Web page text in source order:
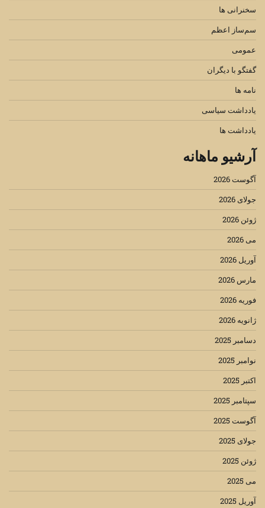
سخنرانی ها
سم‌ساز اعظم
عمومی
گفتگو با دیگران
نامه ها
یادداشت سیاسی
یادداشت ها
آرشیو ماهانه
آگوست 2026
جولای 2026
ژوئن 2026
می 2026
آوریل 2026
مارس 2026
فوریه 2026
ژانویه 2026
دسامبر 2025
نوامبر 2025
اکتبر 2025
سپتامبر 2025
آگوست 2025
جولای 2025
ژوئن 2025
می 2025
آوریل 2025